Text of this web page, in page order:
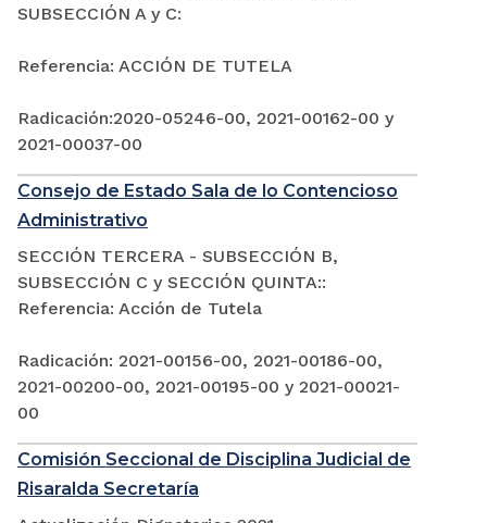
SUBSECCIÓN A y C:
Referencia: ACCIÓN DE TUTELA
Radicación:2020-05246-00, 2021-00162-00 y
2021-00037-00
Consejo de Estado Sala de lo Contencioso
Administrativo
SECCIÓN TERCERA - SUBSECCIÓN B,
SUBSECCIÓN C y SECCIÓN QUINTA::
Referencia: Acción de Tutela
Radicación: 2021-00156-00, 2021-00186-00,
2021-00200-00, 2021-00195-00 y 2021-00021-
00
Comisión Seccional de Disciplina Judicial de
Risaralda Secretaría